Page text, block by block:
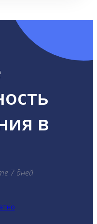
в
7 дней